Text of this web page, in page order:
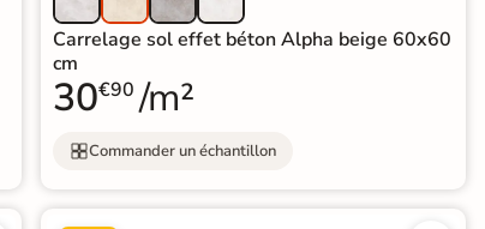
Carrelage sol effet béton Alpha beige 60x60
cm
30€90 /m²
Commander un échantillon